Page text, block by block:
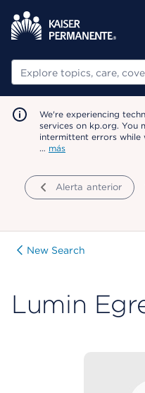
Buscar
We're experiencing
services on kp.org. You
intermittent errors
… más
Alerta anterior
New Search
Lumin